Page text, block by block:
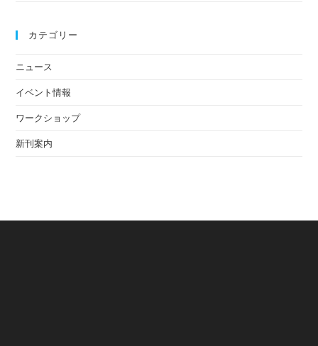
カテゴリー
ニュース
イベント情報
ワークショップ
新刊案内